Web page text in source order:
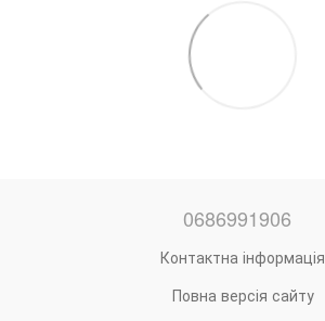
0686991906
Контактна інформація
Повна версія сайту